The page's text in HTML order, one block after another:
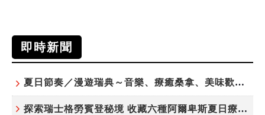
即時新聞
夏日節奏／漫遊瑞典～音樂、療癒桑拿、美味歡樂螯蝦節
探索瑞士格勞賓登秘境 收藏六種阿爾卑斯夏日療癒之旅